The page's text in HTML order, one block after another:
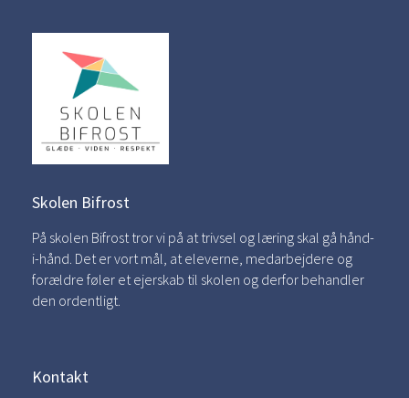
Skolen Bifrost
På skolen Bifrost tror vi på at trivsel og læring skal gå hånd-
i-hånd. Det er vort mål, at eleverne, medarbejdere og
forældre føler et ejerskab til skolen og derfor behandler
den ordentligt.
Kontakt